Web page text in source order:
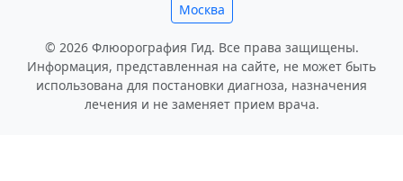
Москва
© 2026 Флюорография Гид. Все права защищены.
Информация, представленная на сайте, не может быть
использована для постановки диагноза, назначения
лечения и не заменяет прием врача.